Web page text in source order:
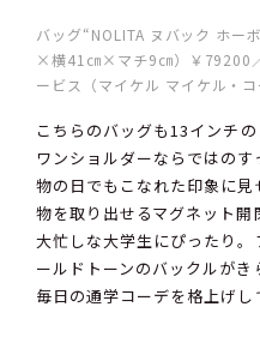
バッグ“NOLITA ヌバック ホー
×横41㎝×マチ9㎝）￥79200
ービス（マイケル マイケル・コ
こちらのバッグも13インチ
ワンショルダーならではの
物の日でもこなれた印象に
物を取り出せるマグネット
大忙しな大学生にぴったり
ールドトーンのバックルがき
毎日の通学コーデを格上げし